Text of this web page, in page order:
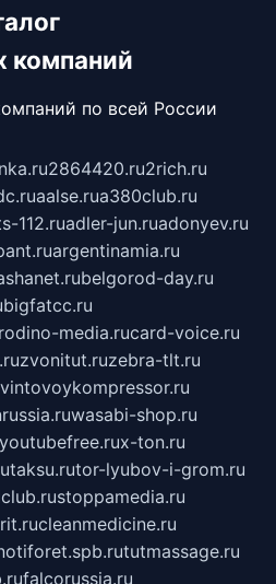
компаний
по всей России
2864420.ru2rich.ru
aalse.rua380club.ru
112.ruadler-jun.ruadonyev.ru
argentinamia.ru
belgorod-day.ru
bigfatcc.ru
media.rucard-voice.ru
zvonitut.ruzebra-tlt.ru
vintovoykompressor.ru
wasabi-shop.ru
youtubefree.rux-ton.ru
taksu.rutor-lyubov-i-grom.ru
stoppamedia.ru
cleanmedicine.ru
tutmassage.ru
falcorussia.ru